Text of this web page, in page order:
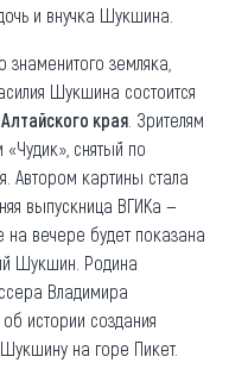
и внучка Шукшина.
земляка,
Шукшина состоится
края . Зрителям
снятый по
Автором картины стала
выпускница ВГИКа —
вечере будет показана
Шукшин. Родина
Владимира
истории создания
на горе Пикет.